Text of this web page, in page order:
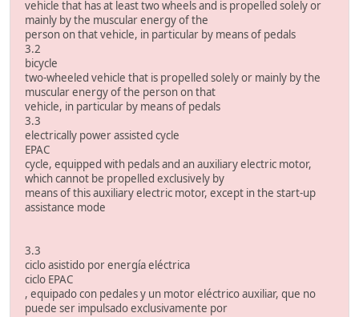
vehicle that has at least two wheels and is propelled solely or
mainly by the muscular energy of the
person on that vehicle, in particular by means of pedals
3.2
bicycle
two-wheeled vehicle that is propelled solely or mainly by the
muscular energy of the person on that
vehicle, in particular by means of pedals
3.3
electrically power assisted cycle
EPAC
cycle, equipped with pedals and an auxiliary electric motor,
which cannot be propelled exclusively by
means of this auxiliary electric motor, except in the start-up
assistance mode
3.3
ciclo asistido por energía eléctrica
ciclo EPAC
, equipado con pedales y un motor eléctrico auxiliar, que no
puede ser impulsado exclusivamente por